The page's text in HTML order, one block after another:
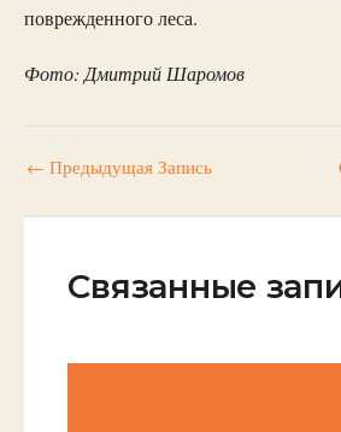
поврежденного леса.
Фото: Дмитрий Шаромов
← Предыдущая Запись
Связанные